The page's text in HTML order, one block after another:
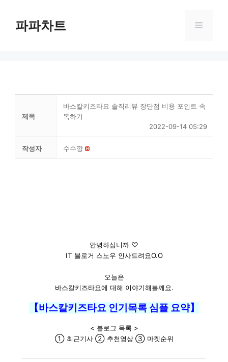
content파파차트 Menu
제목
바스칼키즈타요 솔직리뷰 장단점 비용 포인트 속
독하기
2022-09-14 05:29
작성자 수수깡
안녕하십니까 ♡
IT 블로거 스노우 인사드려요O.O
오늘은
바스칼키즈타요에 대해 이야기해볼께요.
【바스칼키즈타요 인기목록 심플 요약】
< 블로그 목록 >
① 최근기사 ② 추천영상 ③ 마켓순위